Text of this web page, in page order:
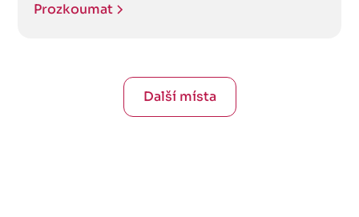
Prozkoumat
Další místa